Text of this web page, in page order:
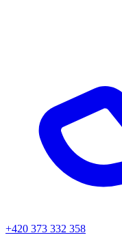
+420 373 332 358